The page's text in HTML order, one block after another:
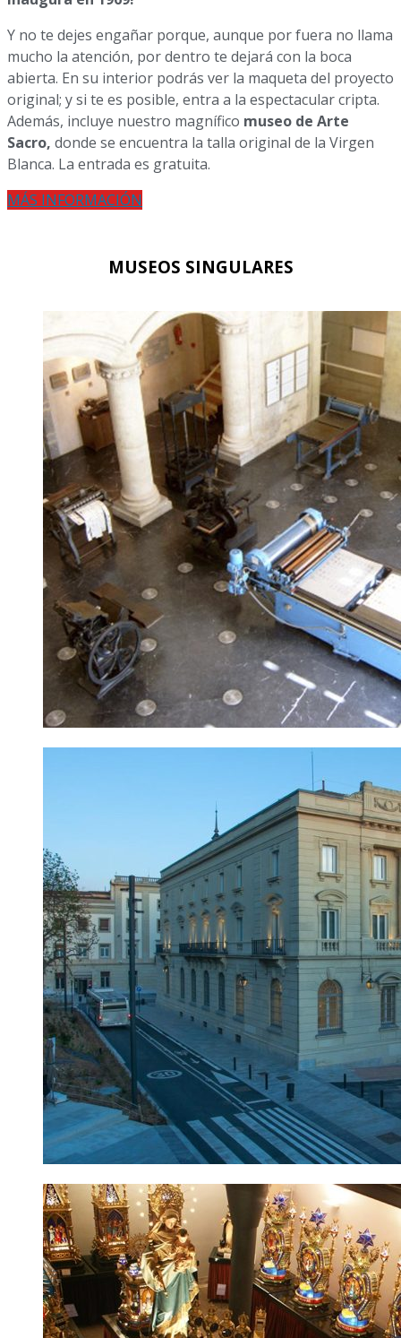
Y no te dejes engañar porque, aunque por fuera no llama
mucho la atención, por dentro te dejará con la boca
abierta. En su interior podrás ver la maqueta del proyecto
original; y si te es posible, entra a la espectacular cripta.
Además, incluye nuestro magnífico museo de Arte
Sacro, donde se encuentra la talla original de la Virgen
Blanca. La entrada es gratuita.
MÁS INFORMACIÓN
MUSEOS SINGULARES